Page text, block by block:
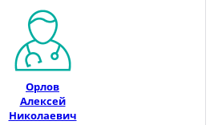
Орлов
Алексей
Николаевич